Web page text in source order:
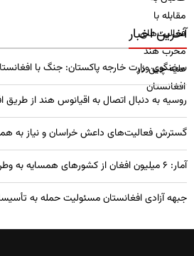
آخرین اخبار
سخنگوی وزارت خارجه پاکستان: جنگ با
روسیه به دنبال اتصال به اقیانوس هند از طریق
گسترش فعالیت‌های داعش خراسان و نیاز به
آمار: ۶ میلیون افغان از کشورهای همسایه به وطن بازگشته‌اند
جبهه آزادی افغانستان مسئولیت حمله به